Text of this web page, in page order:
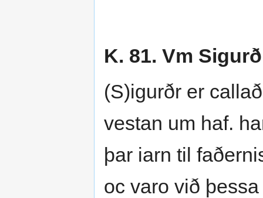
K. 81. Vm
(S)igurðr er
vestan um haf.
þar iarn til
oc varo við